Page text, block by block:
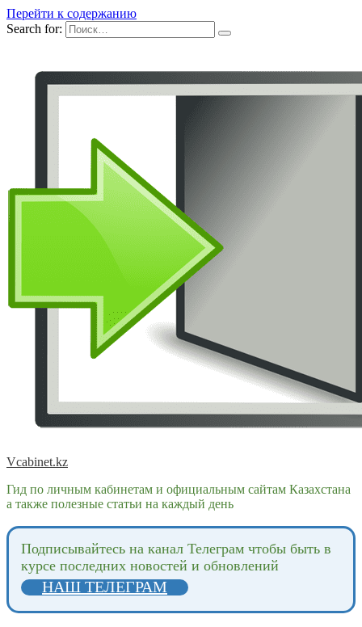
Перейти к содержанию
Search for:
Vcabinet.kz
Гид по личным кабинетам и официальным сайтам Казахстана
а также полезные статьи на каждый день
Подпиcывайтесь на канал Телеграм чтобы быть в
курсе последних новостей и обновлений
НАШ ТЕЛЕГРАМ